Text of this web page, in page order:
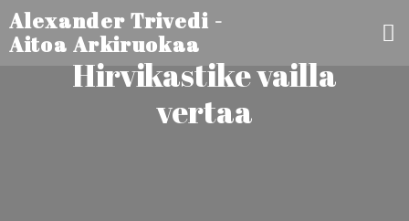
Alexander Trivedi -
Aitoa Arkiruokaa
Hirvikastike vailla
vertaa